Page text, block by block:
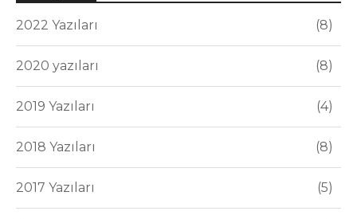
2022 Yazıları 8
2020 yazıları 8
2019 Yazıları 4
2018 Yazıları 8
2017 Yazıları 5